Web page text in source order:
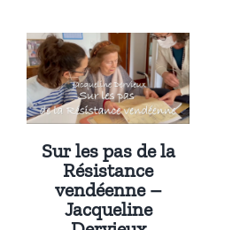
Sur les pas de la
Résistance
vendéenne –
Jacqueline